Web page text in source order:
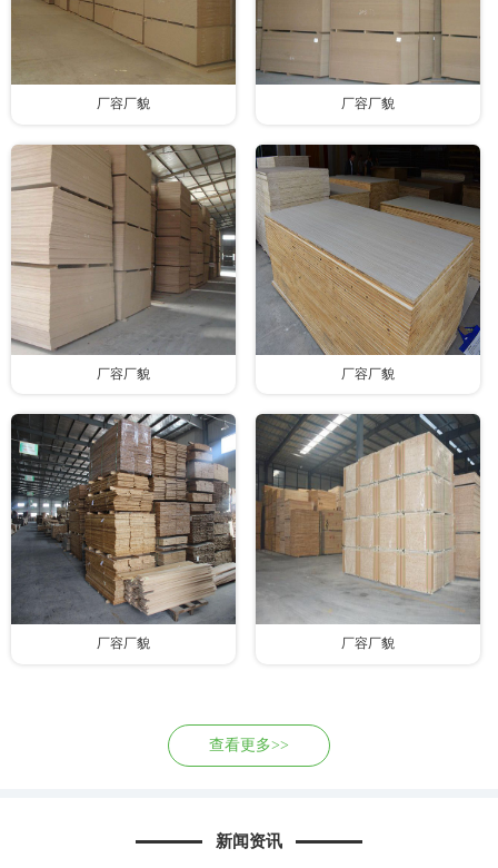
厂容厂貌 厂容厂貌
厂容厂貌 厂容厂貌
厂容厂貌 厂容厂貌
查看更多>>
新闻资讯